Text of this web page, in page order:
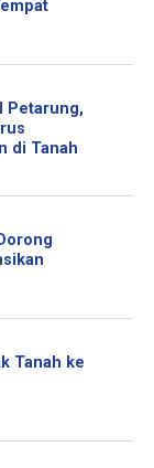
Petarung,
di Tanah
Tanah ke